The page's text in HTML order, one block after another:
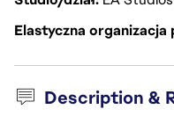
Elastyczna
Description &